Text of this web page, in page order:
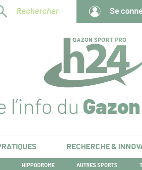
Rechercher Se
l’info du
RECHERCHE &
HIPPODROME AUTRES SPORTS